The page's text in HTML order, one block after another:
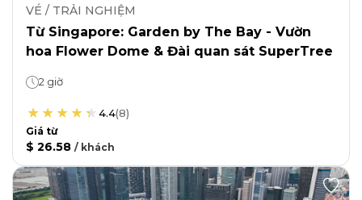
VÉ / TRẢI NGHIỆM
Từ Singapore: Garden by The Bay - Vườn
hoa Flower Dome & Đài quan sát SuperTree
2 giờ
4.4(8)
Giá từ
$ 26.58 / khách